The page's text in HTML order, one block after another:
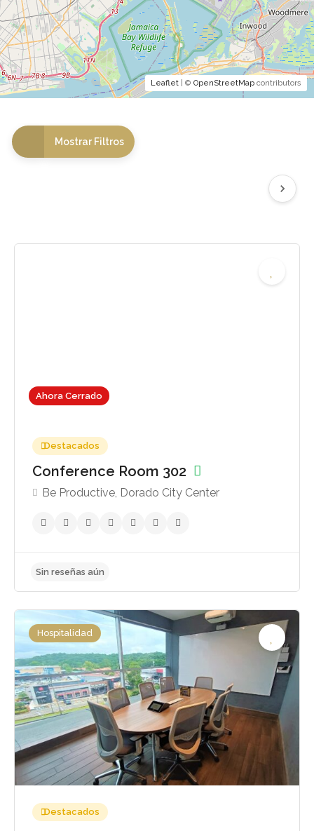
Mostrar Filtros
Ahora Cerrado
Destacados
Conference Room 302
Be Productive, Dorado City Center
Sin reseñas aún
Hospitalidad
Destacados
Leaflet | © OpenStreetMap contributors